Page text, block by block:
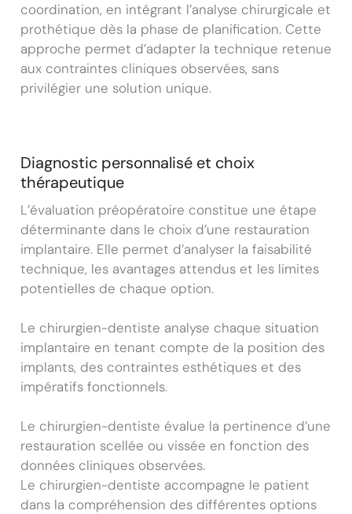
coordination, en intégrant l’analyse chirurgicale et
prothétique dès la phase de planification. Cette
approche permet d’adapter la technique retenue
aux contraintes cliniques observées, sans
privilégier une solution unique.
Diagnostic personnalisé et choix
thérapeutique
L’évaluation préopératoire constitue une étape
déterminante dans le choix d’une restauration
implantaire. Elle permet d’analyser la faisabilité
technique, les avantages attendus et les limites
potentielles de chaque option.
Le chirurgien-dentiste analyse chaque situation
implantaire en tenant compte de la position des
implants, des contraintes esthétiques et des
impératifs fonctionnels.
Le chirurgien-dentiste évalue la pertinence d’une
restauration scellée ou vissée en fonction des
données cliniques observées.
Le chirurgien-dentiste accompagne le patient
dans la compréhension des différentes options